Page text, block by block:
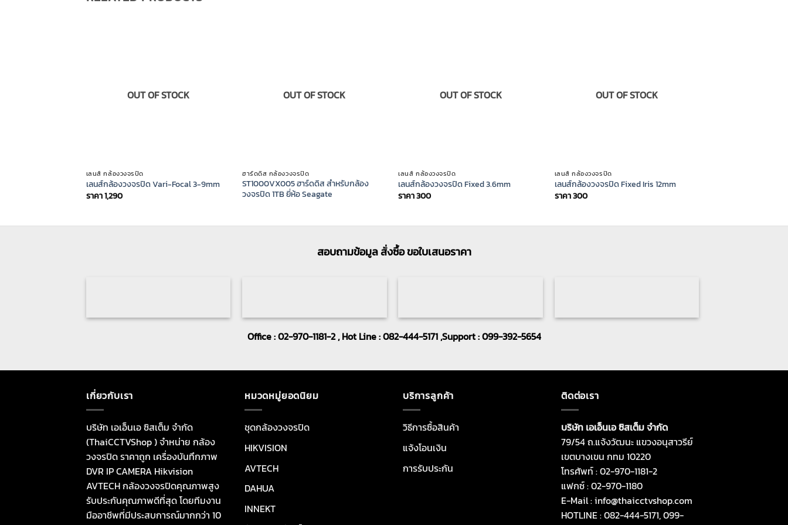
OUT OF STOCK
เลนส์ กล้องวงจรปิด
เลนส์กล้องวงจรปิด Vari-Focal 3-9mm
ราคา1,290
OUT OF STOCK
ฮาร์ดดิส กล้องวงจรปิด
ST1000VX005 ฮาร์ดดิส สำหรับกล้อง
วงจรปิด 1TB ยี่ห้อ Seagate
OUT OF STOCK
เลนส์ กล้องวงจรปิด
เลนส์กล้องวงจรปิด Fixed 3.6mm
ราคา300
OUT OF STOCK
เลนส์ กล้องวงจรปิด
เลนส์กล้องวงจรปิด Fixed Iris 12mm
ราคา300
สอบถามข้อมูล สั่งซื้อ ขอใบเสนอราคา
Office : 02-970-1181-2 , Hot Line : 082-444-5171 ,Support : 099-392-5654
เกี่ยวกับเรา
บริษัท เอเอ็นเอ ซิสเต็ม จำกัด
(ThaiCCTVShop ) จำหน่าย กล้อง
วงจรปิด ราคาถูก เครื่องบันทึกภาพ
DVR IP CAMERA Hikvision
AVTECH กล้องวงจรปิดคุณภาพสูง
รับประกันคุณภาพดีที่สุด โดยทีมงาน
มืออาชีพที่มีประสบการณ์มากกว่า 10
หมวดหมู่ยอดนิยม
ชุดกล้องวงจรปิด
HIKVISION
AVTECH
DAHUA
INNEKT
บริการลูกค้า
วิธีการซื้อสินค้า
แจ้งโอนเงิน
การรับประกัน
ติดต่อเรา
บริษัท เอเอ็นเอ ซิสเต็ม จำกัด
79/54 ถ.แจ้งวัฒนะ แขวงอนุสาวรีย์
เขตบางเขน กทม 10220
โทรศัพท์ : 02-970-1181-2
แฟกซ์ : 02-970-1180
E-Mail : info@thaicctvshop.com
HOTLINE : 082-444-5171, 099-